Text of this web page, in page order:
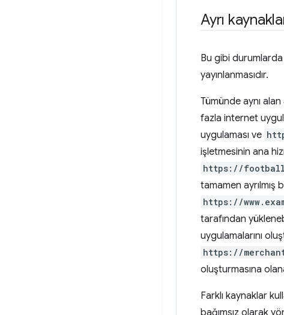
Ayrı
Bu gibi durumlarda
yayınlanmasıdır.
Tümünde aynı
fazla internet
uygulaması ve
işletmesinin ana
https://
tamamen
https://
tarafından
uygulamalarını
https://
oluşturmasına
Farklı kaynaklar
bağımsız olarak